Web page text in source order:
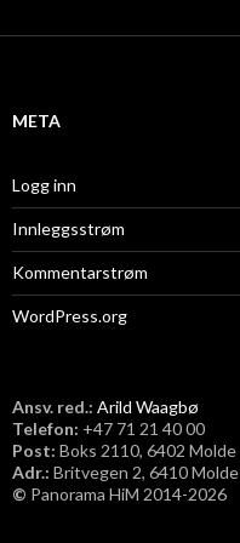
i
META
Logg inn
Innleggsstrøm
Kommentarstrøm
WordPress.org
Ansv. red.: Arild Waagbø
Telefon: ​+47 71 21 40 00
Post: Boks 2110, 6402 Molde
Adr.: Britvegen 2, 6410 Molde
© Panorama HiM 2014-2026